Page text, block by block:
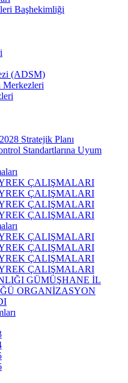
Başhekimliği
(ADSM)
Merkezleri
Stratejik Planı
Standartlarına Uyum
ÇALIŞMALARI
ÇALIŞMALARI
ÇALIŞMALARI
ÇALIŞMALARI
ÇALIŞMALARI
ÇALIŞMALARI
ÇALIŞMALARI
ÇALIŞMALARI
GÜMÜŞHANE İL
ORGANİZASYON